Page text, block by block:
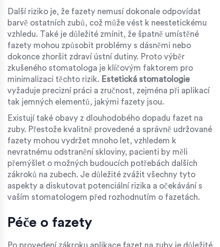
Další riziko je, že fazety nemusí dokonale odpovídat
barvě ostatních zubů, což může vést k neestetickému
vzhledu. Také je důležité zmínit, že špatně umístěné
fazety mohou způsobit problémy s dásněmi nebo
dokonce zhoršit zdraví ústní dutiny. Proto výběr
zkušeného stomatologa je klíčovým faktorem pro
minimalizaci těchto rizik. Estetická stomatologie
vyžaduje precizní práci a zručnost, zejména při aplikací
tak jemných elementů, jakými fazety jsou.
Existují také obavy z dlouhodobého dopadu fazet na
zuby. Přestože kvalitně provedené a správně udržované
fazety mohou vydržet mnoho let, vzhledem k
nevratnému odstranění skloviny, pacienti by měli
přemýšlet o možných budoucích potřebách dalších
zákroků na zubech. Je důležité zvážit všechny tyto
aspekty a diskutovat potenciální rizika a očekávání s
vaším stomatologem před rozhodnutím o fazetách.
Péče o fazety
Po provedení zákroku aplikace fazet na zuby je důležité